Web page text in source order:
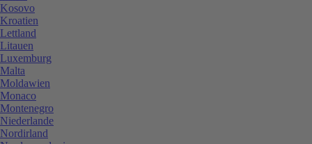
Kosovo
Kroatien
Lettland
Litauen
Luxemburg
Malta
Moldawien
Monaco
Montenegro
Niederlande
Nordirland